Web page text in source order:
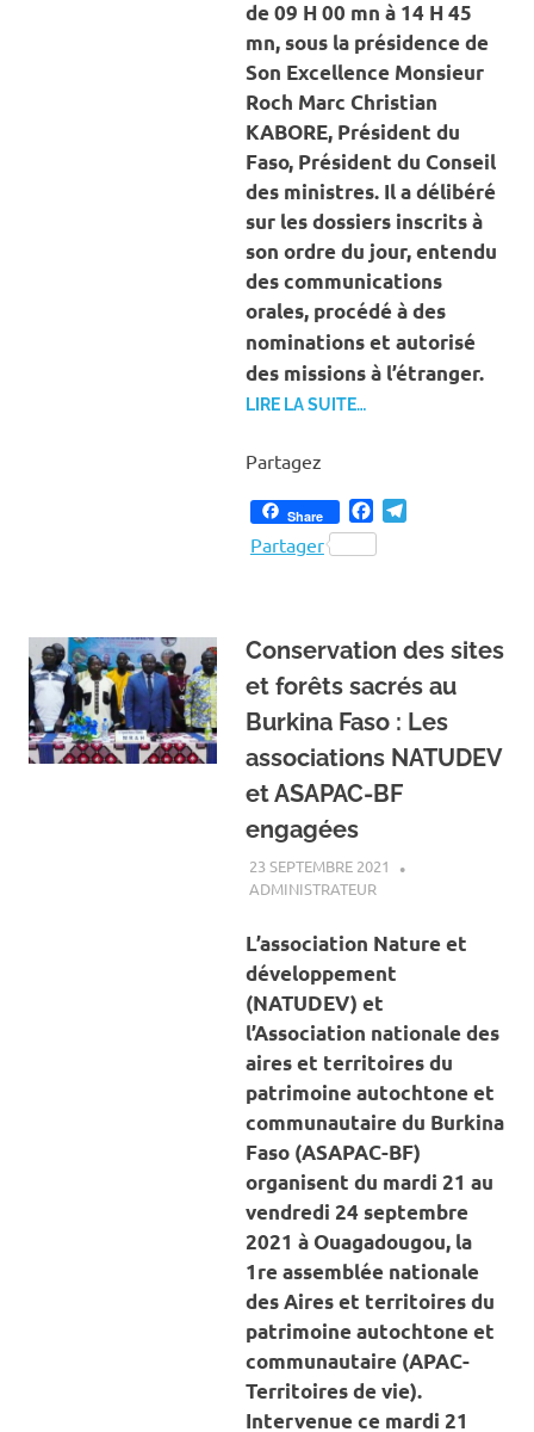
de 09 H 00 mn à 14 H 45
mn,sous la présidence de
Son Excellence Monsieur
Roch Marc Christian
KABORE, Président du
Faso, Président du Conseil
des ministres. Il a délibéré
sur les dossiers inscrits à
son ordre du jour,entendu
des communications
orales, procédé à des
nominationset autorisé
des missions à l’étranger.
LIRE LA SUITE…
Partagez
Share Facebook
Partager
Conservation des sites
et forêts sacrés au
Burkina Faso : Les
associations NATUDEV
et ASAPAC-BF
engagées
23 SEPTEMBRE 2021
ADMINISTRATEURA LA UNE
L’association Nature et
développement
(NATUDEV) et
l’Association nationale des
aires et territoires du
patrimoine autochtone et
communautaire du Burkina
Faso (ASAPAC-BF)
organisent du mardi 21 au
vendredi 24 septembre
2021 à Ouagadougou, la
1re assemblée nationale
des Aires et territoires du
patrimoine autochtone et
communautaire (APAC-
Territoires de vie).
Intervenue ce mardi 21